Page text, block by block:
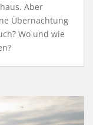
Aber
Übernachtung
Wo und wie